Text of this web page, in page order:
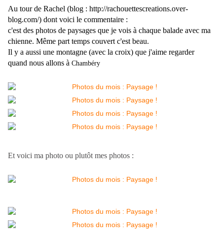
Au tour de Rachel (blog : http://rachouettescreations.over-
blog.com/) dont voici le commentaire :
c'est des photos de paysages que je vois à chaque balade avec ma
chienne. Même part temps couvert c'est beau.
Il y a aussi une montagne (avec la croix) que j'aime regarder
quand nous allons à Chambéry
Et voici ma photo ou plutôt mes photos :